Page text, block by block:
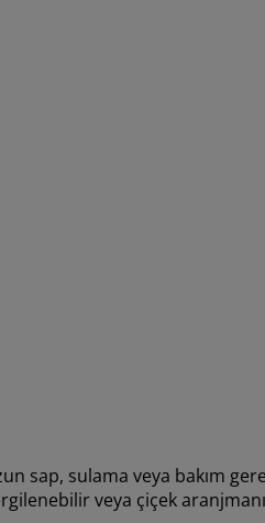
sap, sulama veya bakım
veya çiçek